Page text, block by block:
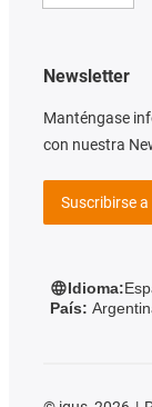
Newsletter
Manténgase
con nuestra
Suscribirse
Idioma:
País: